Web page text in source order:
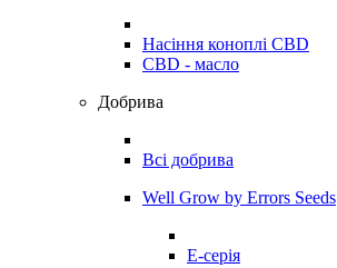
Насіння коноплі CBD
CBD - масло
Добрива
Всі добрива
Well Grow by Errors Seeds
E-серія